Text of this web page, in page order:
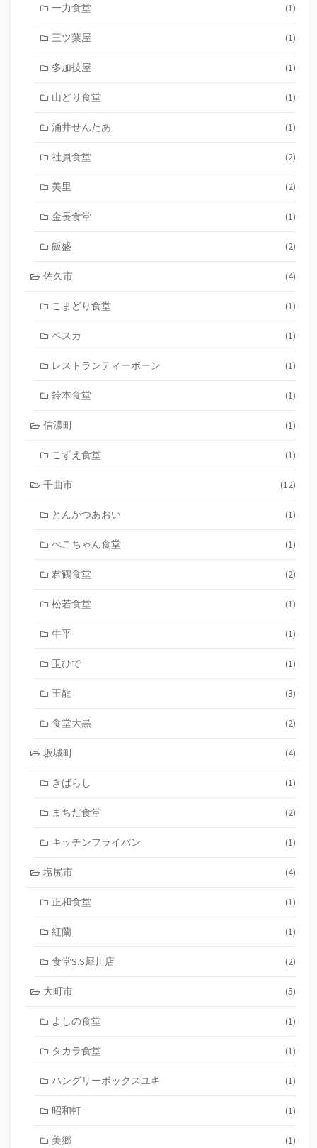
一力食堂 (1)
三ツ葉屋 (1)
多加技屋 (1)
山どり食堂 (1)
涌井せんたあ (1)
社員食堂 (2)
美里 (2)
金長食堂 (1)
飯盛 (2)
佐久市 (4)
こまどり食堂 (1)
ペスカ (1)
レストランティーボーン (1)
鈴本食堂 (1)
信濃町 (1)
こずえ食堂 (1)
千曲市 (12)
とんかつあおい (1)
ぺこちゃん食堂 (1)
君鶴食堂 (2)
松若食堂 (1)
牛平 (1)
玉ひで (1)
王龍 (3)
食堂大黒 (2)
坂城町 (4)
きばらし (1)
まちだ食堂 (2)
キッチンフライパン (1)
塩尻市 (4)
正和食堂 (1)
紅蘭 (1)
食堂S.S犀川店 (2)
大町市 (5)
よしの食堂 (1)
タカラ食堂 (1)
ハングリーボックスユキ (1)
昭和軒 (1)
美郷 (1)